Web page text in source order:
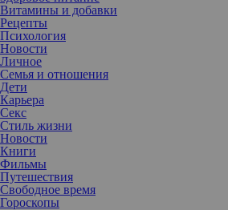
Витамины и добавки
Рецепты
Психология
Новости
Личное
Семья и отношения
Дети
Карьера
Секс
Стиль жизни
Новости
Книги
Фильмы
Путешествия
Свободное время
Гороскопы
Известно, что ароматы могут поднять
определенную атмосферу и оставить
Но за их очарованием скрывается ряд
эффектов, о которых стоит знать.
Ароматы использовались еще с древних
гигиены и проведения ритуальных
практически ничего не изменилось. Они